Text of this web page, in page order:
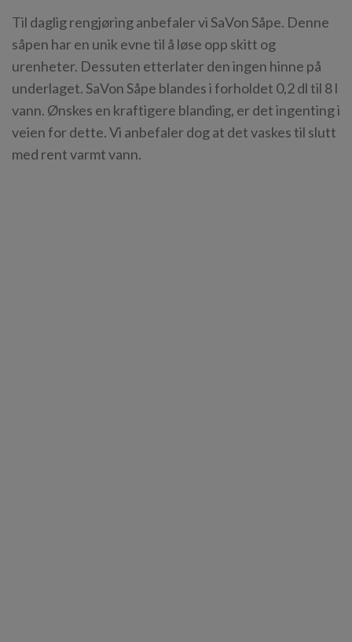
Til daglig rengjøring anbefaler vi SaVon Såpe. Denne
såpen har en unik evne til å løse opp skitt og
urenheter. Dessuten etterlater den ingen hinne på
underlaget. SaVon Såpe blandes i forholdet 0,2 dl til 8 l
vann. Ønskes en kraftigere blanding, er det ingenting i
veien for dette. Vi anbefaler dog at det vaskes til slutt
med rent varmt vann.